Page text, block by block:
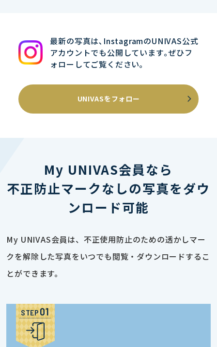
最新の写真は､InstagramのUNIVAS公式
アカウントでも公開しています｡ぜひフ
ォローしてご覧ください｡
UNIVASをフォロー
My UNIVAS会員なら
不正防止マークなしの写真をダウ
ンロード可能
My UNIVAS会員は、不正使用防止のための透かしマー
クを解除した写真をいつでも閲覧・ダウンロードするこ
とができます。
STEP